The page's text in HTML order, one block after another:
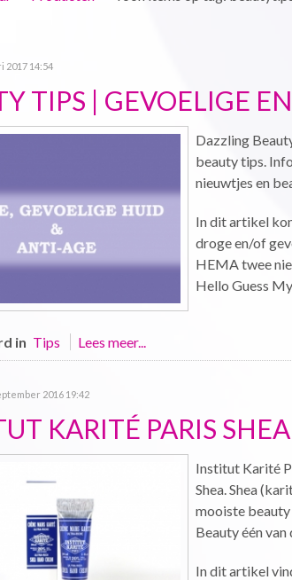
2017 14:54
TIPS | GEVOELIGE
Dazzling
beauty tips.
nieuwtjes en
In dit artikel
droge en/of
HEMA twee
Hello Guess
in Tips Lees meer...
2016 19:42
KARITÉ PARIS
Institut Karité
Shea. Shea
mooiste
Beauty één
In dit artikel